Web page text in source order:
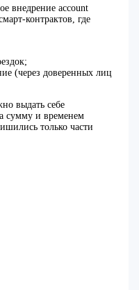
внедрение account
контрактов, где
(через доверенных лиц
выдать себе
сумму и временем
только части